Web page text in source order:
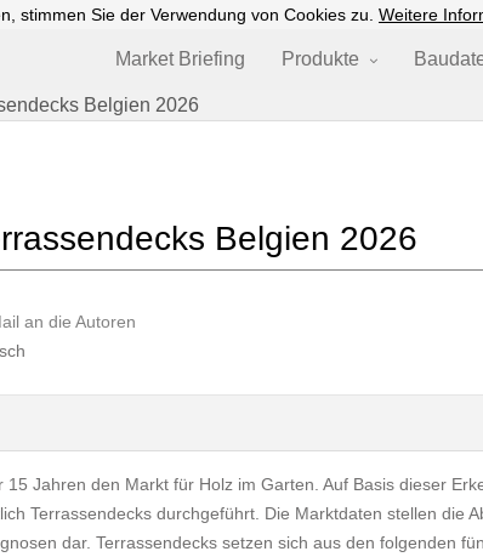
stimmen Sie der Verwendung von Cookies zu. Weitere
Market Briefing Produkte
Belgien 2026
Belgien 2026
an die Autoren
15 Jahren den Markt für Holz im Garten. Auf Basis dieser
Terrassendecks durchgeführt. Die Marktdaten stellen die
dar. Terrassendecks setzen sich aus den folgenden